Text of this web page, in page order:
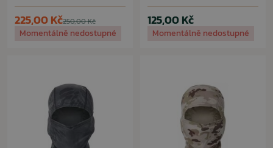
250,00 Kč
225,00 Kč
Momentálně nedostupné
125,00 Kč
Momentálně nedostupné